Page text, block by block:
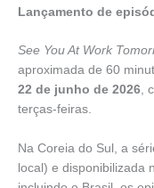
Lançamento de
See You At Work
aproximada de 60
22 de junho de 2026 ,
terças-feiras.
Na Coreia do Sul, a
local) e disponibilizada